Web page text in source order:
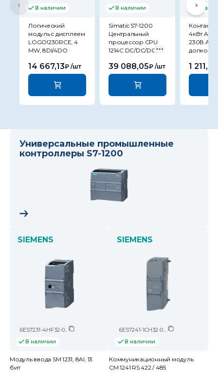
В наличии
Логический
модуль c дисплеем
LOGO!230RCE, 4
MW, 8DI/4DO
14 667,13₽ /шт
В наличии
Simatic S7-1200
Центральный
процессор CPU
1214C DC/DC/DC,
39 088,05₽ /шт
В
4кВт AC3
230В AC,
1 211,00
Универсальные промышленные
контроллеры S7-1200
SIEMENS
6ES7231-4HF32-0XB0
В наличии
Модуль ввода SM 1231, 8AI, 13
бит
SIEMENS
6ES7241-1CH32-0XB0
В наличии
Коммуникационный модуль
CM 1241 RS 422 / 485